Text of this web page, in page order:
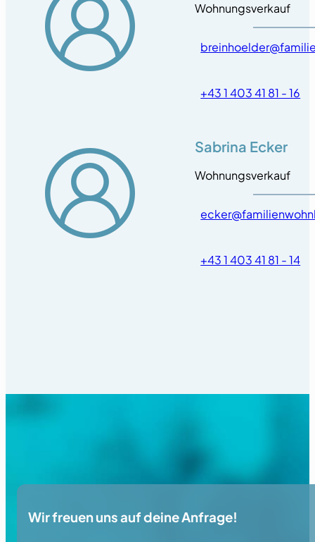
Wohnungsverkauf
+43 1 403 41 81 - 16
Sabrina Ecker
Wohnungsverkauf
+43 1 403 41 81 - 14
Wir freuen uns auf deine Anfrage!